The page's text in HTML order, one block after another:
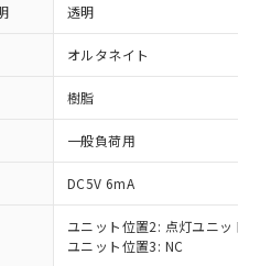
透明
オルタネイト
樹脂
一般負荷用
DC5V 6mA
ユニット位置2: 点灯ユニット
ユニット位置3: NC